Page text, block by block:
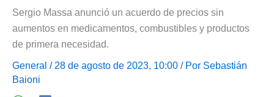
Sergio Massa anunció un acuerdo de precios sin
aumentos en medicamentos, combustibles y productos
de primera necesidad.
General / 28 de agosto de 2023, 10:00 / Por Sebastián
Baioni